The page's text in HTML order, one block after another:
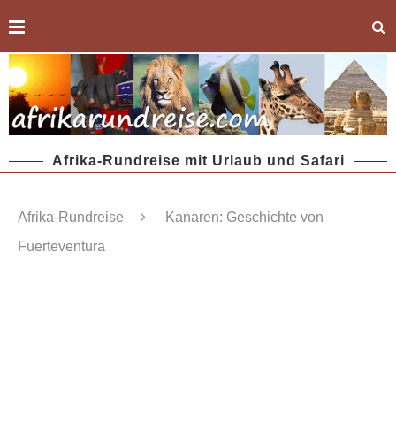
Afrika-Rundreise mit Urlaub und Safari
Afrika-Rundreise
Kanaren: Geschichte von
Fuerteventura